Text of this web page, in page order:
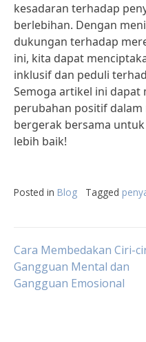
kesadaran terhadap
berlebihan. Dengan
dukungan terhadap
ini, kita dapat
inklusif dan peduli
Semoga artikel ini dapat
perubahan positif dalam
bergerak bersama
lebih baik!
Posted in Blog Tagged
Post
navigation
Cara Membedakan Ciri-
Gangguan Mental dan
Gangguan Emosional